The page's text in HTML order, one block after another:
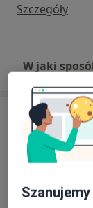
Szczegóły
W jaki
Adres
Kirkora 6,